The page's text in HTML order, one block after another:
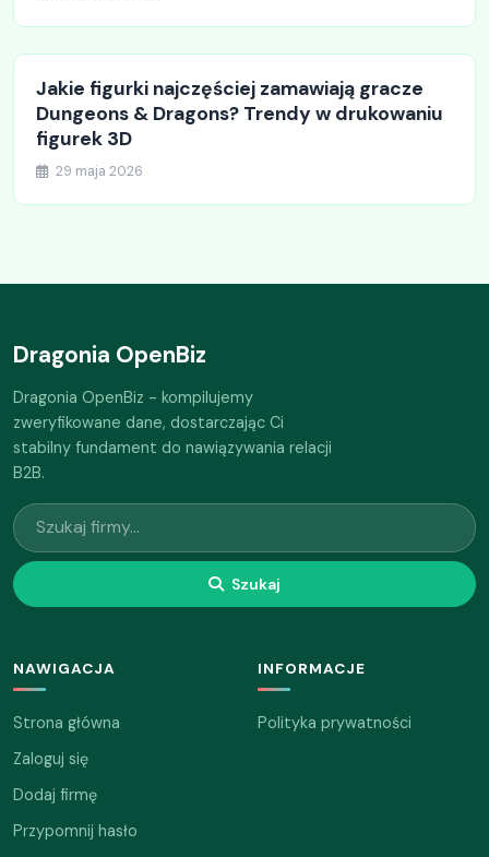
Jakie figurki najczęściej zamawiają gracze
Dungeons & Dragons? Trendy w drukowaniu
figurek 3D
29 maja 2026
Dragonia OpenBiz
Dragonia OpenBiz - kompilujemy
zweryfikowane dane, dostarczając Ci
stabilny fundament do nawiązywania relacji
B2B.
Szukaj
NAWIGACJA
Strona główna
Zaloguj się
Dodaj firmę
Przypomnij hasło
INFORMACJE
Polityka prywatności